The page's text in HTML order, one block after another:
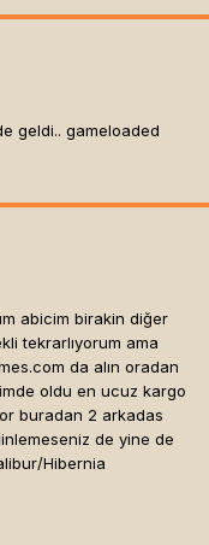
geldi.. gameloaded
abicim birakin diğer
tekrarlıyorum ama
da alın oradan
oldu en ucuz kargo
buradan 2 arkadas
de yine de
Hibernia